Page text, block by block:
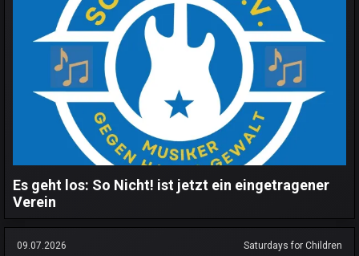
Es geht los: So Nicht! ist jetzt ein eingetragener
Verein
09.07.2026 Saturdays for Children